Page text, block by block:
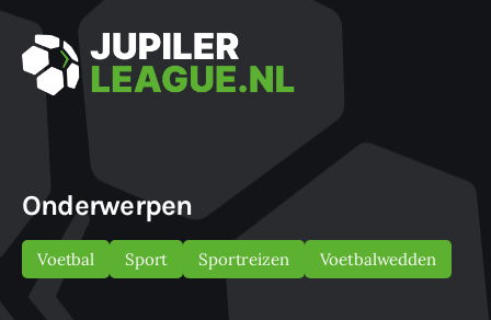
Onderwerpen
Voetbal Sport Sportreizen Voetbalwedden